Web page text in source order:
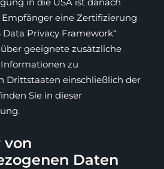
Empfänger eine Zertifizierung
Privacy Framework“
geeignete zusätzliche
zu
Drittstaaten einschließlich der
Sie in dieser
von
Daten